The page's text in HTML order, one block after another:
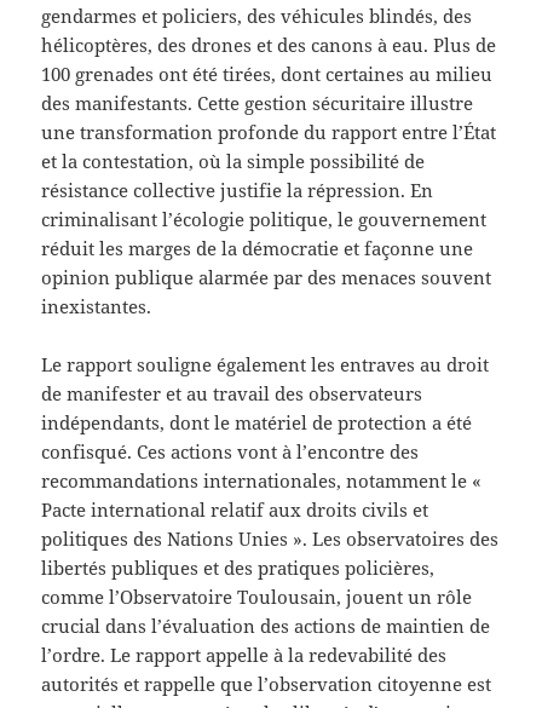
gendarmes et policiers, des véhicules blindés, des
hélicoptères, des drones et des canons à eau. Plus de
100 grenades ont été tirées, dont certaines au milieu
des manifestants. Cette gestion sécuritaire illustre
une transformation profonde du rapport entre l’État
et la contestation, où la simple possibilité de
résistance collective justifie la répression. En
criminalisant l’écologie politique, le gouvernement
réduit les marges de la démocratie et façonne une
opinion publique alarmée par des menaces souvent
inexistantes.
Le rapport souligne également les entraves au droit
de manifester et au travail des observateurs
indépendants, dont le matériel de protection a été
confisqué. Ces actions vont à l’encontre des
recommandations internationales, notamment le «
Pacte international relatif aux droits civils et
politiques des Nations Unies ». Les observatoires des
libertés publiques et des pratiques policières,
comme l’Observatoire Toulousain, jouent un rôle
crucial dans l’évaluation des actions de maintien de
l’ordre. Le rapport appelle à la redevabilité des
autorités et rappelle que l’observation citoyenne est